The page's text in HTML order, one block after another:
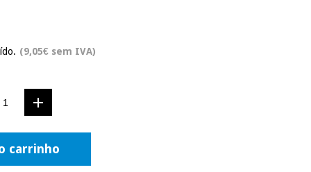
(9,05€ sem IVA)
carrinho